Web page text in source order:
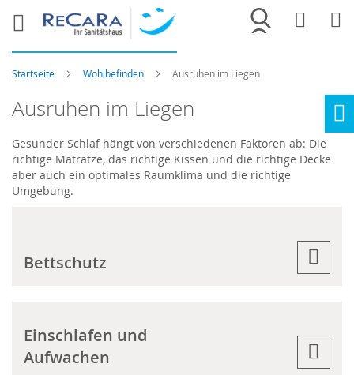
Merkliste
Startseite Wohlbefinden Ausruhen im Liegen
Ausruhen im Liegen
Gesunder Schlaf hängt von verschiedenen Faktoren ab: Die
richtige Matratze, das richtige Kissen und die richtige Decke
aber auch ein optimales Raumklima und die richtige
Umgebung.
Bettschutz
Einschlafen und
Aufwachen